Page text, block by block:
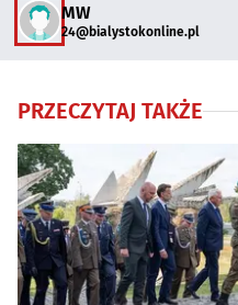
MW
24@bialystokonline.pl
PRZECZYTAJ TAKŻE